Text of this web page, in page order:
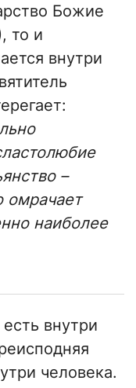
Божие
то и
внутри
–
омрачает
наиболее
внутри
человека.